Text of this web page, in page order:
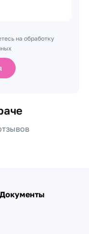
на обработку
Документы